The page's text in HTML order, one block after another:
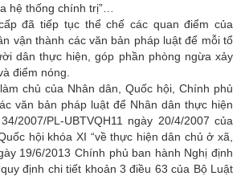
hệ thống chính trị”…
đã tiếp tục thể chế các quan điểm của
vận thành các văn bản pháp luật để mỗi tổ
dân thực hiện, góp phần phòng ngừa xảy
điểm nóng.
chủ của Nhân dân, Quốc hội, Chính phủ
văn bản pháp luật để Nhân dân thực hiện
2007/PL-UBTVQH11 ngày 20/4/2007 của
hội khóa XI “về thực hiện dân chủ ở xã,
19/6/2013 Chính phủ ban hành Nghị định
định chi tiết khoản 3 điều 63 của Bộ Luật